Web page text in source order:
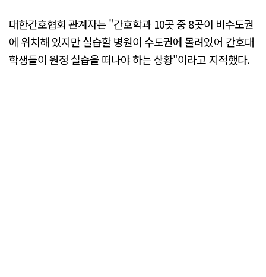
대한간호협회 관계자는 "간호학과 10곳 중 8곳이 비수도권
에 위치해 있지만 실습할 병원이 수도권에 몰려있어 간호대
학생들이 원정 실습을 떠나야 하는 상황"이라고 지적했다.